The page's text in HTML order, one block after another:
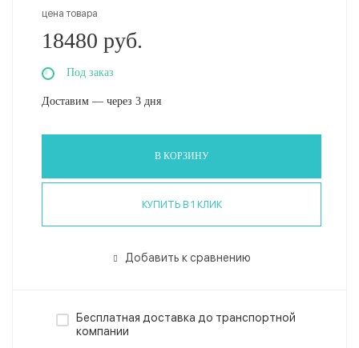
цена товара
18480 руб.
Под заказ
Доставим — через 3 дня
В КОРЗИНУ
КУПИТЬ В 1 КЛИК
Добавить к сравнению
Бесплатная доставка до транспортной
компании